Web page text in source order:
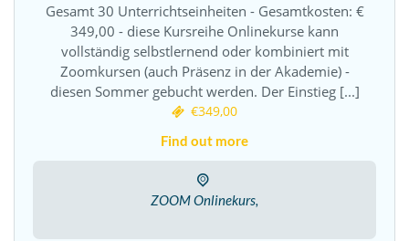
Gesamt 30 Unterrichtseinheiten - Gesamtkosten: €
349,00 - diese Kursreihe Onlinekurse kann
vollständig selbstlernend oder kombiniert mit
Zoomkursen (auch Präsenz in der Akademie) -
diesen Sommer gebucht werden. Der Einstieg [...]
€349,00
Find out more
ZOOM Onlinekurs,